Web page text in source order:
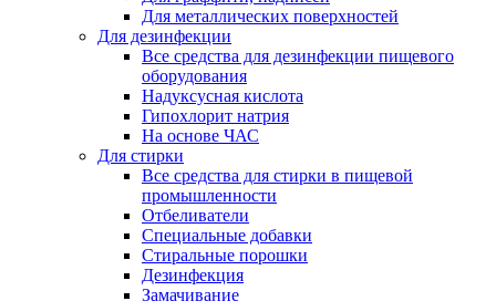
Для металлических поверхностей
Для дезинфекции
Все средства для дезинфекции пищевого
оборудования
Надуксусная кислота
Гипохлорит натрия
На основе ЧАС
Для стирки
Все средства для стирки в пищевой
промышленности
Отбеливатели
Специальные добавки
Стиральные порошки
Дезинфекция
Замачивание